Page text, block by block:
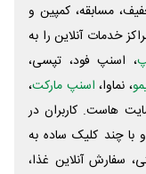
مسابقه، کمپین و
خدمات آنلاین را به
، اسنپ فود، تپسی،
، نماوا، اسنپ مارکت،
‌هاست. کاربران در
با چند کلیک ساده به
سفارش آنلاین غذا،